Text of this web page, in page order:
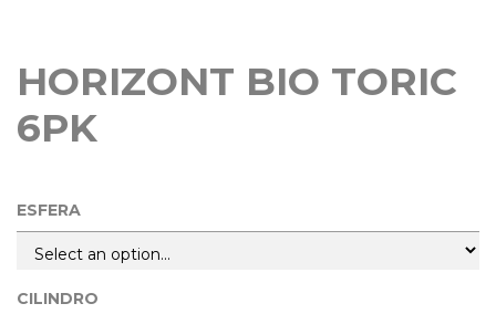
HORIZONT BIO TORIC
6PK
ESFERA
CILINDRO